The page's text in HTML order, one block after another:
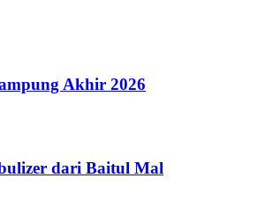
Akhir 2026
dari Baitul Mal